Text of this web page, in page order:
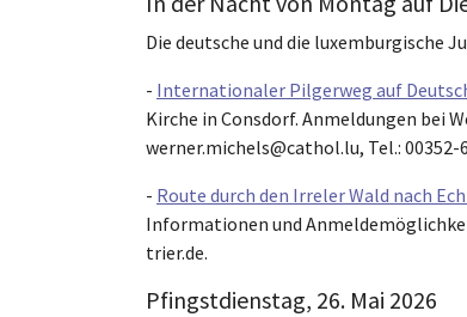
Die deutsche und die luxemburgische
- Internationaler Pilgerweg auf
Kirche in Consdorf. Anmeldungen bei
werner.michels@cathol.lu, Tel.: 00352-
- Route durch den Irreler Wald nach
Informationen und
trier.de.
Pfingstdienstag, 26. Mai 2026